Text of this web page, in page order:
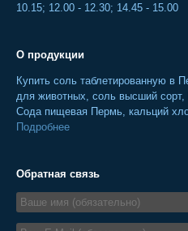
10.15; 12.00 - 12.30; 14.45 - 15.00
О продукции
Купить соль таблетированную в
для животных, соль высший сорт,
Сода пищевая Пермь, кальций
Подробнее
Обратная связь